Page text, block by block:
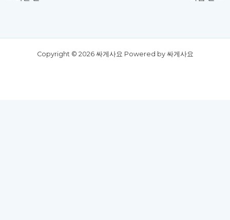
Copyright © 2026 싸게사요 Powered by 싸게사요